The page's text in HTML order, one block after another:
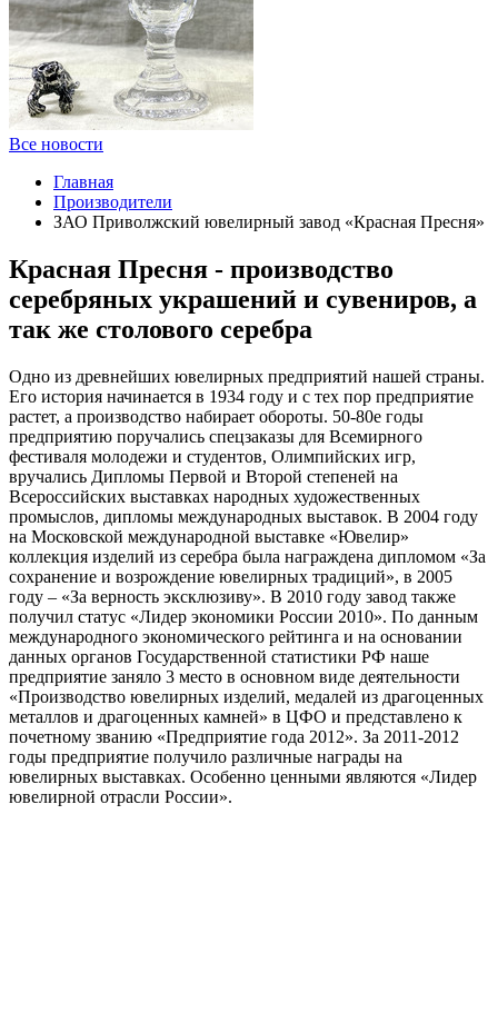
Все новости
Главная
Производители
ЗАО Приволжский ювелирный завод «Красная Пресня»
Красная Пресня - производство
серебряных украшений и сувениров, а
так же столового серебра
Одно из древнейших ювелирных предприятий нашей страны.
Его история начинается в 1934 году и с тех пор предприятие
растет, а производство набирает обороты. 50-80е годы
предприятию поручались спецзаказы для Всемирного
фестиваля молодежи и студентов, Олимпийских игр,
вручались Дипломы Первой и Второй степеней на
Всероссийских выставках народных художественных
промыслов, дипломы международных выставок. В 2004 году
на Московской международной выставке «Ювелир»
коллекция изделий из серебра была награждена дипломом «За
сохранение и возрождение ювелирных традиций», в 2005
году – «За верность эксклюзиву». В 2010 году завод также
получил статус «Лидер экономики России 2010». По данным
международного экономического рейтинга и на основании
данных органов Государственной статистики РФ наше
предприятие заняло 3 место в основном виде деятельности
«Производство ювелирных изделий, медалей из драгоценных
металлов и драгоценных камней» в ЦФО и представлено к
почетному званию «Предприятие года 2012». За 2011-2012
годы предприятие получило различные награды на
ювелирных выставках. Особенно ценными являются «Лидер
ювелирной отрасли России».